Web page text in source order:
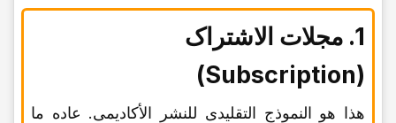
1. مجلات الاشتراک
(Subscription)
هذا هو النموذج التقلیدی للنشر الأکادیمی. عاده ما